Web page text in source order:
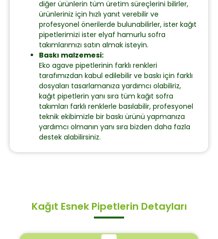
diğer ürünlerin tüm üretim süreçlerini bilirler,
ürünleriniz için hızlı yanıt verebilir ve
profesyonel önerilerde bulunabilirler, ister kağıt
pipetlerimizi ister elyaf hamurlu sofra
takımlarımızı satın almak isteyin.
Baskı malzemesi:
Eko agave pipetlerinin farklı renkleri
tarafımızdan kabul edilebilir ve baskı için farklı
dosyaları tasarlamanıza yardımcı olabiliriz,
kağıt pipetlerin yanı sıra tüm kağıt sofra
takımları farklı renklerle basılabilir, profesyonel
teknik ekibimizle bir baskı ürünü yapmanıza
yardımcı olmanın yanı sıra bizden daha fazla
destek alabilirsiniz.
Kağıt Esnek Pipetlerin Detayları